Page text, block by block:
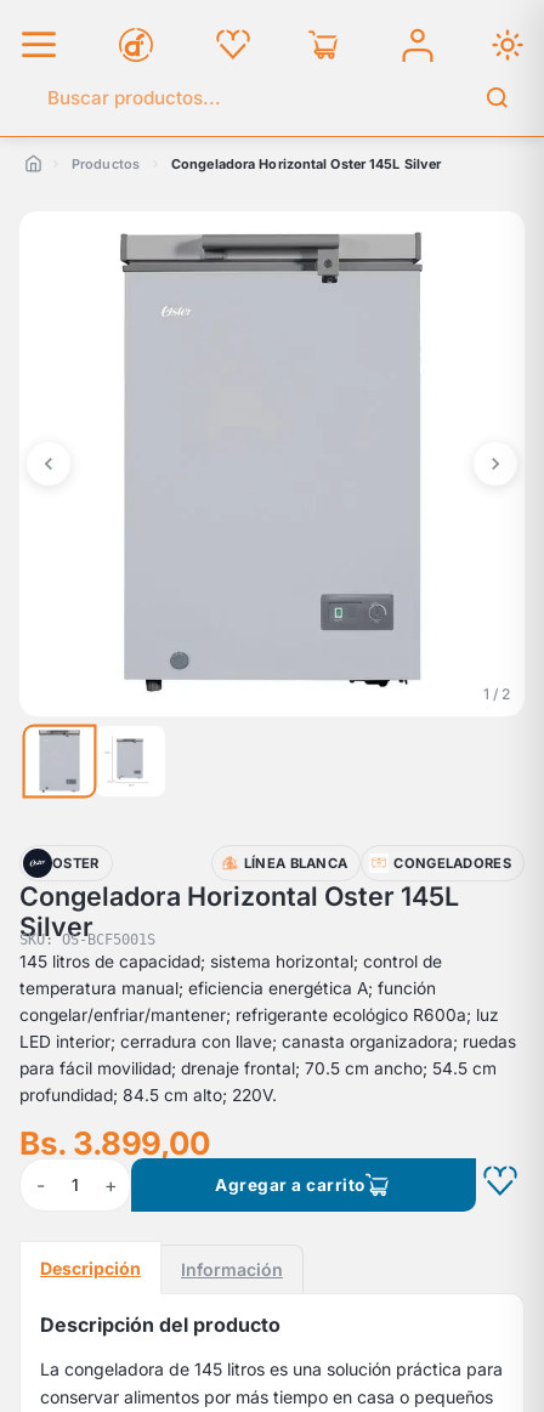
Buscar en el catálogo
Productos Congeladora Horizontal Oster 145L Silver
1 / 2
OSTER LÍNEA BLANCA CONGELADORES
Congeladora Horizontal Oster 145L
Silver
SKU: OS-BCF5001S
145 litros de capacidad; sistema horizontal; control de
temperatura manual; eficiencia energética A; función
congelar/enfriar/mantener; refrigerante ecológico R600a; luz
LED interior; cerradura con llave; canasta organizadora; ruedas
para fácil movilidad; drenaje frontal; 70.5 cm ancho; 54.5 cm
profundidad; 84.5 cm alto; 220V.
Bs. 3.899,00
- 1 + Agregar a carrito
Descripción Información
Descripción del producto
La congeladora de 145 litros es una solución práctica para
conservar alimentos por más tiempo en casa o pequeños